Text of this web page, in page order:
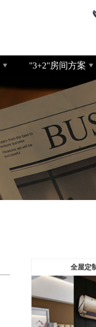
"3+2"房间方案
全屋定